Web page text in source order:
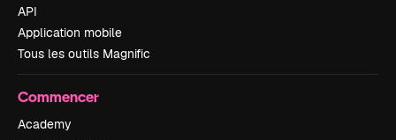
API
Application mobile
Tous les outils Magnific
Commencer
Academy